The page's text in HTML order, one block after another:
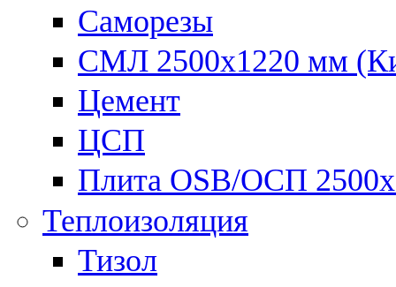
Саморезы
СМЛ 2500х1220 мм
Цемент
ЦСП
Плита OSB/ОСП
Теплоизоляция
Тизол